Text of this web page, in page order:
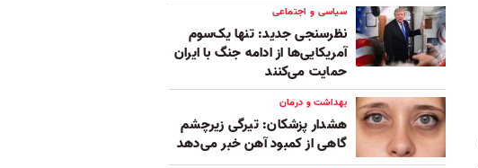
سیاسی و اجتماعی
نظرسنجی جدید: تنها یک‌سوم
آمریکایی‌ها از ادامه جنگ با ایران
حمایت می‌کنند
بهداشت و درمان
هشدار پزشکان: تیرگی زیرچشم
گاهی از کمبود آهن خبر می‌دهد